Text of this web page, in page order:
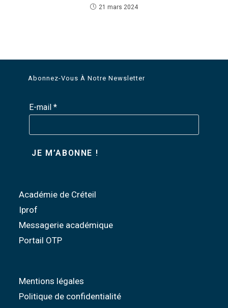
21 mars 2024
Abonnez-Vous À Notre Newsletter
E-mail*
Académie de Créteil
Iprof
Messagerie académique
Portail OTP
Mentions légales
Politique de confidentialité